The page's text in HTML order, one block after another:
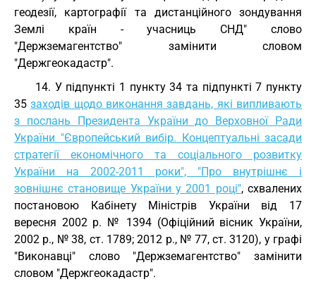
геодезії, картографії та дистанційного зондування
Землі країн - учасниць СНД" слово
"Держземагентство" замінити словом
"Держгеокадастр".
14. У підпункті 1 пункту 34 та підпункті 7 пункту
35заходів щодо виконання завдань, які випливають
з послань Президента України до Верховної Ради
України "Європейський вибір. Концептуальні засади
стратегії економічного та соціального розвитку
України на 2002-2011 роки", "Про внутрішнє і
зовнішнє становище України у 2001 році", схвалених
постановою Кабінету Міністрів України від 17
вересня 2002 р. № 1394 (Офіційний вісник України,
2002 р., № 38, ст. 1789; 2012 р., № 77, ст. 3120), у графі
"Виконавці" слово "Держземагентство" замінити
словом "Держгеокадастр".